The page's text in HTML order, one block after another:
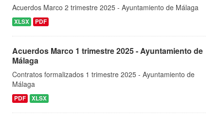
Acuerdos Marco 2 trimestre 2025 - Ayuntamiento de Málaga
XLSX PDF
Acuerdos Marco 1 trimestre 2025 - Ayuntamiento de
Málaga
Contratos formalizados 1 trimestre 2025 - Ayuntamiento de
Málaga
PDF XLSX